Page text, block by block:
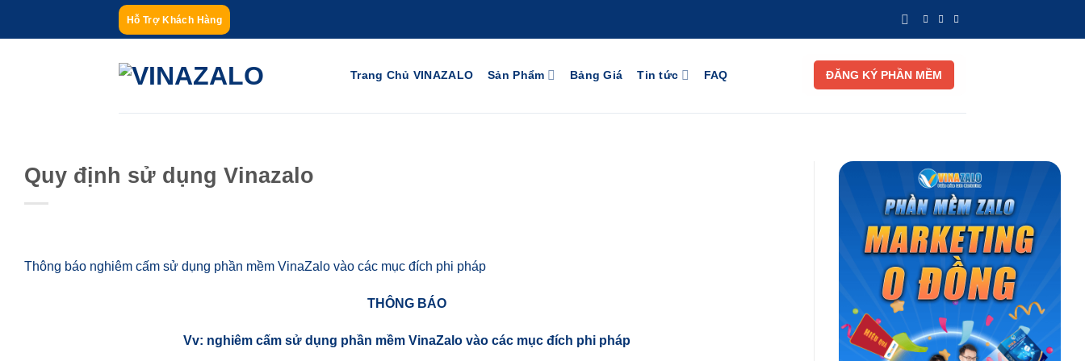
Hỗ Trợ Khách Hàng
Trang Chủ VINAZALO Sản Phẩm Bảng Giá Tin tức FAQ ĐĂNG KÝ PHẦN MỀM
Quy định sử dụng Vinazalo
Thông báo nghiêm cấm sử dụng phần mềm VinaZalo vào các mục đích phi pháp
THÔNG BÁO
Vv: nghiêm cấm sử dụng phần mềm VinaZalo vào các mục đích phi pháp